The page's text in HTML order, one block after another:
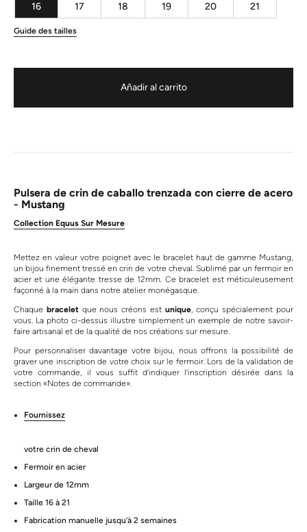
16 17 18 19 20 21
Guide des tailles
Añadir al carrito
Pulsera de crin de caballo trenzada con cierre de acero
- Mustang
Collection Equus Sur Mesure
Mettez en valeur votre poignet avec le bracelet haut de gamme Mustang,
un bijou finement tressé en crin de votre cheval. Sublimé par un fermoir en
acier et une élégante tresse de 12mm. Ce bracelet est méticuleusement
façonné à la main dans notre atelier monégasque.
Chaque braceletque nous créons est unique, conçu spécialement pour
vous. La photo ci-dessus illustre simplement un exemple de notre savoir-
faire artisanal et de la qualité de nos créations sur mesure.
Pour personnaliser davantage votre bijou, nous offrons la possibilité de
graver une inscription de votre choix sur le fermoir. Lors de la validation de
votre commande, il vous suffit d’indiquer l’inscription désirée dans la
section «Notes de commande».
Fournissez
votre crin de cheval
Fermoir en acier
Largeur de 12mm
Taille 16 à 21
Fabrication manuelle jusqu’à 2 semaines